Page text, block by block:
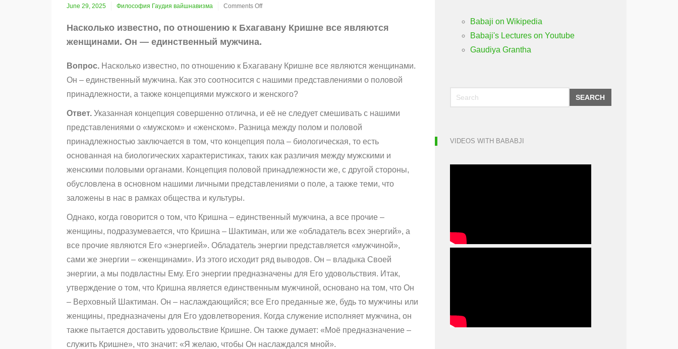
June 29, 2025 Философия Гаудия вайшнавизма
Comments Off
Высшая
форма
любви
Насколько известно, по отношению к Бхагавану Кришне все являются
женщинами. Он — единственный мужчина.
Вопрос. Насколько известно, по отношению к Бхагавану Кришне все являются женщинами.
Он – единственный мужчина. Как это соотносится с нашими представлениями о половой
принадлежности, а также концепциями мужского и женского?
Ответ. Указанная концепция совершенно отлична, и её не следует смешивать с нашими
представлениями о «мужском» и «женском». Разница между полом и половой
принадлежностью заключается в том, что концепция пола – биологическая, то есть
основанная на биологических характеристиках, таких как различия между мужскими и
женскими половыми органами. Концепция половой принадлежности же, с другой стороны,
обусловлена в основном нашими личными представлениями о поле, а также теми, что
заложены в нас в рамках общества и культуры.
Однако, когда говорится о том, что Кришна – единственный мужчина, а все прочие –
женщины, подразумевается, что Кришна – Шактиман, или же «обладатель всех энергий», а
все прочие являются Его «энергией». Обладатель энергии представляется «мужчиной»,
сами же энергии – «женщинами». Из этого исходит ряд выводов. Он – владыка Своей
энергии, а мы подвластны Ему. Его энергии предназначены для Его удовольствия. Итак,
утверждение о том, что Кришна является единственным мужчиной, основано на том, что Он
– Верховный Шактиман. Он – наслаждающийся; все Его преданные же, будь то мужчины или
женщины, предназначены для Его удовлетворения. Когда служение исполняет мужчина, он
также пытается доставить удовольствие Кришне. Он также думает: «Моё предназначение –
служить Кришне», что значит: «Я желаю, чтобы Он наслаждался мной».
Babaji on Wikipedia
Babaji's Lectures on Youtube
Gaudiya Grantha
SEARCH
VIDEOS WITH BABABJI